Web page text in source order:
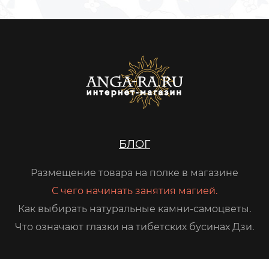
БЛОГ
Размещение товара на полке в магазине
С чего начинать занятия магией.
Как выбирать натуральные камни-самоцветы.
Что означают глазки на тибетских бусинах Дзи.